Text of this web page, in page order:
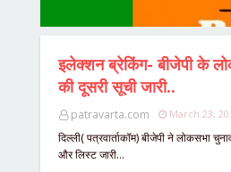
इलेक्शन ब्रेकिंग- बीजेपी के
की दूसरी सूची जारी..
patravarta.com March 23,
दिल्ली( पत्रवार्ताकॉम) बीजेपी ने लोकसभा
और लिस्ट जारी…